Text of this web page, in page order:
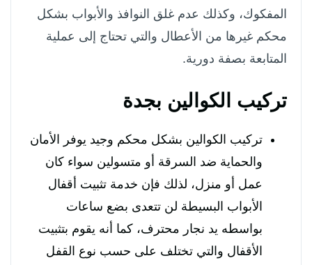
المفكوك، وكذلك عدم غلق النوافذ والأبواب بشكل
محكم غيرها من الأعطال والتي تحتاج إلى عملية
المتابعة بصفة دورية.
تركيب الكوالين بجدة
تركيب الكوالين بشكل محكم وجيد يوفر الأمان
والحماية ضد السرقة أو متسولين سواء كان
عمل أو منزل، لذلك فإن خدمة تثبيت أقفال
الأبواب البسيطة لن تتعدى بضع ساعات
بواسطه يد نجار محترف، كما أنه يقوم بتثبيت
الأقفال والتي تختلف على حسب نوع القفل